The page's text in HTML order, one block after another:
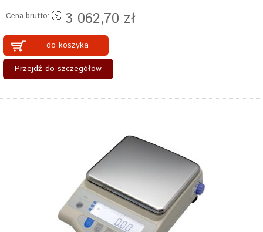
Cena brutto: 3 062,70 zł
do koszyka
Przejdź do szczegółów